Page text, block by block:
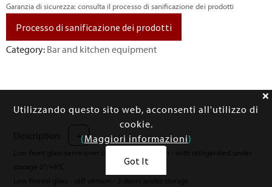
Garanzia di sicurezza: consulta il processo di sanificazione dei prodotti
Processo di sanificazione dei prodotti
Category: Bar and kitchen equipment
+
Utilizzando questo sito web, acconsenti all'utilizzo di
cookie.
(Maggiori informazioni)
Got It